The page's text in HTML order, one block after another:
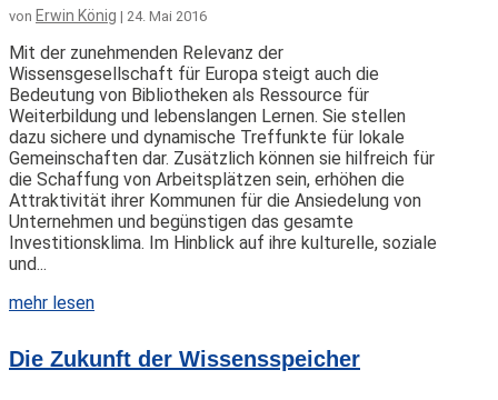
von Erwin König | 24. Mai 2016
Mit der zunehmenden Relevanz der
Wissensgesellschaft für Europa steigt auch die
Bedeutung von Bibliotheken als Ressource für
Weiterbildung und lebenslangen Lernen. Sie stellen
dazu sichere und dynamische Treffunkte für lokale
Gemeinschaften dar. Zusätzlich können sie hilfreich für
die Schaffung von Arbeitsplätzen sein, erhöhen die
Attraktivität ihrer Kommunen für die Ansiedelung von
Unternehmen und begünstigen das gesamte
Investitionsklima. Im Hinblick auf ihre kulturelle, soziale
und...
mehr lesen
Die Zukunft der Wissensspeicher